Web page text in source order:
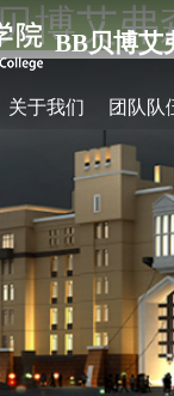
博艾
BB贝博艾
关于我们 团队队